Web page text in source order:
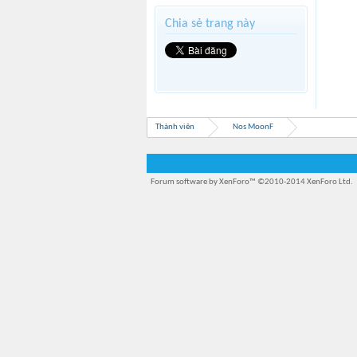
Chia sẻ trang này
Thành viên Nos MoonF
Forum software by XenForo™ ©2010-2014 XenForo Ltd.